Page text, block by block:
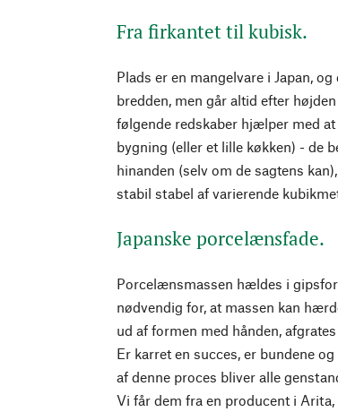
Fra firkantet til kubisk.
Plads er en mangelvare i Japan,
bredden, men går altid efter
følgende redskaber hjælper med
bygning (eller et lille køkken) - de
hinanden (selv om de sagtens
stabil stabel af varierende
Japanske porcelænsfade.
Porcelænsmassen hældes i
nødvendig for, at massen kan
ud af formen med hånden,
Er karret en succes, er bundene
af denne proces bliver alle
Vi får dem fra en producent i